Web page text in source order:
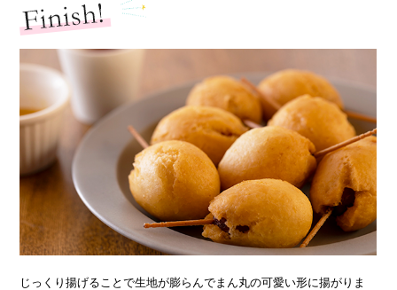
じっくり揚げることで生地が膨らんでまん丸の可愛い形に揚がりま